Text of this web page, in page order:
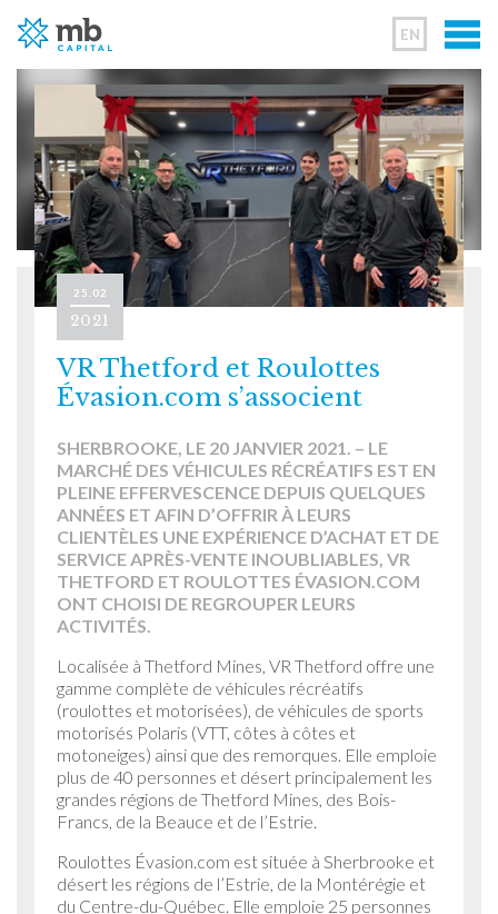
EN
25.02
2021
VR Thetford et Roulottes
Évasion.com s’associent
SHERBROOKE, LE 20 JANVIER 2021. – LE
MARCHÉ DES VÉHICULES RÉCRÉATIFS EST EN
PLEINE EFFERVESCENCE DEPUIS QUELQUES
ANNÉES ET AFIN D’OFFRIR À LEURS
CLIENTÈLES UNE EXPÉRIENCE D’ACHAT ET DE
SERVICE APRÈS-VENTE INOUBLIABLES, VR
THETFORD ET ROULOTTES ÉVASION.COM
ONT CHOISI DE REGROUPER LEURS
ACTIVITÉS.
Localisée à Thetford Mines, VR Thetford offre une
gamme complète de véhicules récréatifs
(roulottes et motorisées), de véhicules de sports
motorisés Polaris (VTT, côtes à côtes et
motoneiges) ainsi que des remorques. Elle emploie
plus de 40 personnes et désert principalement les
grandes régions de Thetford Mines, des Bois-
Francs, de la Beauce et de l’Estrie.
Roulottes Évasion.com est située à Sherbrooke et
désert les régions de l’Estrie, de la Montérégie et
du Centre-du-Québec. Elle emploie 25 personnes